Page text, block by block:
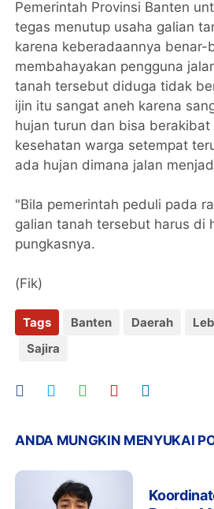
Pemerintah Provinsi Banten
tegas menutup usaha galian
karena keberadaannya benar-
membahayakan pengguna
tanah tersebut diduga tidak
ijin itu sangat aneh karena
hujan turun dan bisa berakibat
kesehatan warga setempat
ada hujan dimana jalan
"Bila pemerintah peduli pada
galian tanah tersebut harus di
pungkasnya.
(Fik)
Tags Banten Daerah
Sajira
ANDA MUNGKIN MENYUKAI